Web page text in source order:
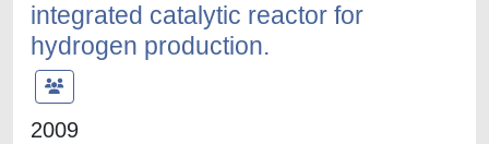
integrated catalytic reactor for
hydrogen production.
2009